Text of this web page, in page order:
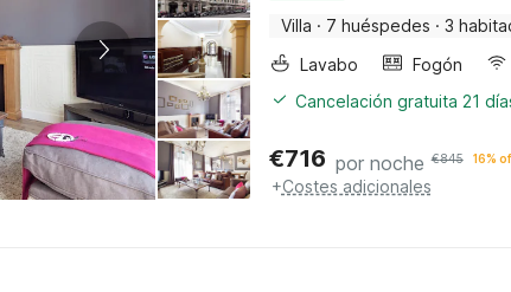
Villa · 7 huéspedes · 3
Lavabo
Fogón
Cancelación gratuita 21
€716 por noche €845 16%
+Costes adicionales